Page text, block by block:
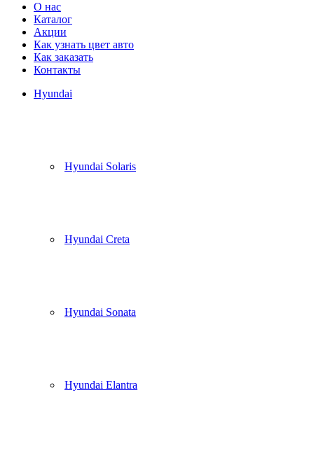
О нас
Каталог
Акции
Как узнать цвет авто
Как заказать
Контакты
Hyundai
Hyundai Solaris
Hyundai Creta
Hyundai Sonata
Hyundai Elantra